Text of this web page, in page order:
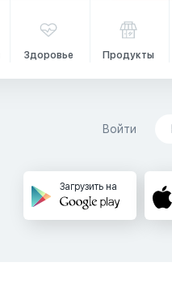
Здоровье Продукты
Войти
Загрузить на